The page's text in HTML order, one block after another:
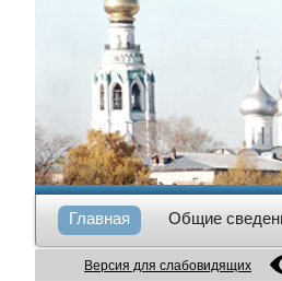
Главная Общие
Версия для слабовидящих